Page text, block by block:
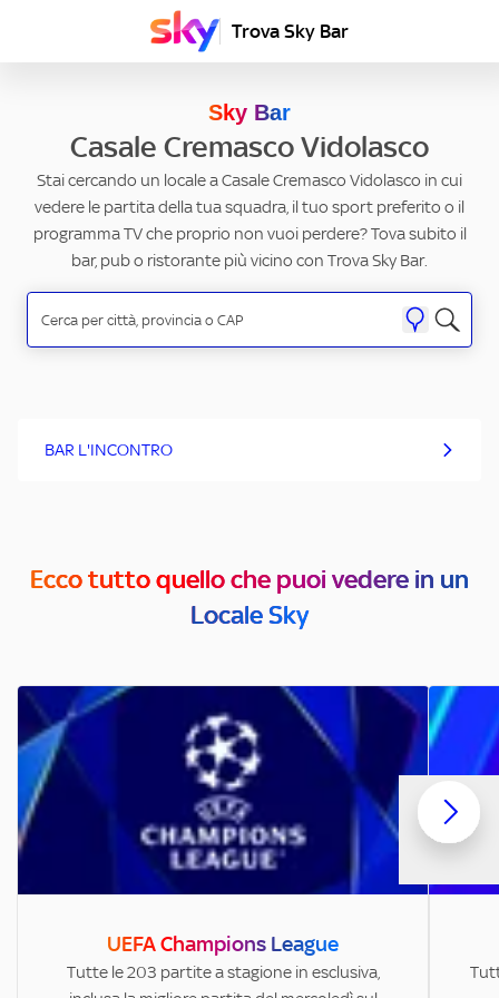
Trova Sky Bar
Sky Bar
Casale Cremasco Vidolasco
Stai cercando un locale a Casale Cremasco Vidolasco in cui
vedere le partita della tua squadra, il tuo sport preferito o il
programma TV che proprio non vuoi perdere? Tova subito il
bar, pub o ristorante più vicino con Trova Sky Bar.
BAR L'INCONTRO
Ecco tutto quello che puoi vedere in un
Locale Sky
UEFA Champions League
Tutte le 203 partite a stagione in esclusiva,